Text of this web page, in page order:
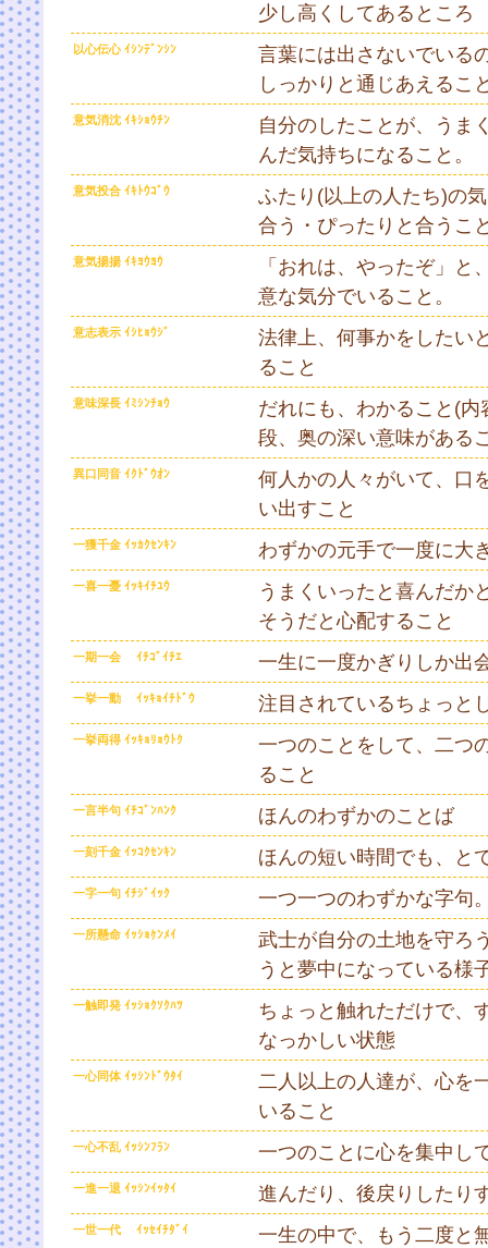
少し高くしてあるところ
以心伝心 ｲｼﾝﾃﾞﾝｼﾝ
言葉には出さないでいる
しっかりと通じあえるこ
意気消沈 ｲｷｼｮｳﾁﾝ
自分のしたことが、うま
んだ気持ちになること。
意気投合 ｲｷﾄｳｺﾞｳ
ふたり(以上の人たち)の
合う・ぴったりと合うこ
意気揚揚 ｲｷﾖｳﾖｳ
「おれは、やったぞ」
意な気分でいること。
意志表示 ｲｼﾋｮｳｼﾞ
法律上、何事かをしたい
ること
意味深長 ｲﾐｼﾝﾁｮｳ
だれにも、わかること(
段、奥の深い意味がある
異口同音 ｲｸﾄﾞｳｵﾝ
何人かの人々がいて、口
い出すこと
一獲千金 ｲｯｶｸｾﾝｷﾝ わずかの元手で一度に大
一喜一憂 ｲｯｷｲﾁﾕｳ
うまくいったと喜んだか
そうだと心配すること
一期一会 ｲﾁｺﾞｲﾁｴ 一生に一度かぎりしか出
一挙一動 ｲｯｷｮｲﾁﾄﾞｳ 注目されているちょっと
一挙両得 ｲｯｷｮﾘｮｳﾄｸ
一つのことをして、二つ
ること
一言半句 ｲﾁｺﾞﾝﾊﾝｸ ほんのわずかのことば
一刻千金 ｲｯｺｸｾﾝｷﾝ ほんの短い時間でも、と
一字一句 ｲﾁｼﾞｲｯｸ 一つ一つのわずかな字句
一所懸命 ｲｯｼｮｹﾝﾒｲ
武士が自分の土地を守ろ
うと夢中になっている様
一触即発 ｲｯｼｮｸｿｸﾊﾂ
ちょっと触れただけで、
なっかしい状態
一心同体 ｲｯｼﾝﾄﾞｳﾀｲ
二人以上の人達が、心を
いること
一心不乱 ｲｯｼﾝﾌﾗﾝ 一つのことに心を集中し
一進一退 ｲｯｼﾝｲｯﾀｲ 進んだり、後戻りしたり
一世一代 ｲｯｾｲﾁﾀﾞｲ
一生の中で、もう二度と